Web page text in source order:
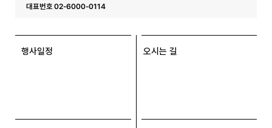
대표번호 02-6000-0114
행사일정 오시는 길